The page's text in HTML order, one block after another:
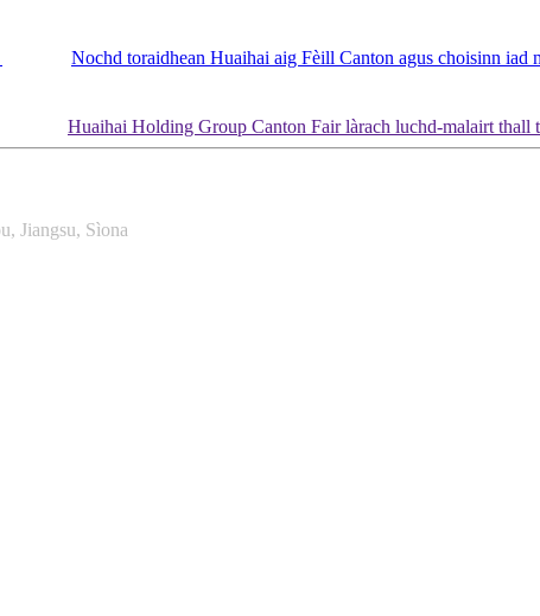
Nochd toraidhean Huaihai aig Fèill Canton agus choisinn iad
Huaihai Holding Group Canton Fair làrach luchd-malairt thall
Jiangsu, Sìona